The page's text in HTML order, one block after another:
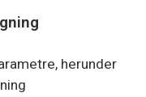
herunder